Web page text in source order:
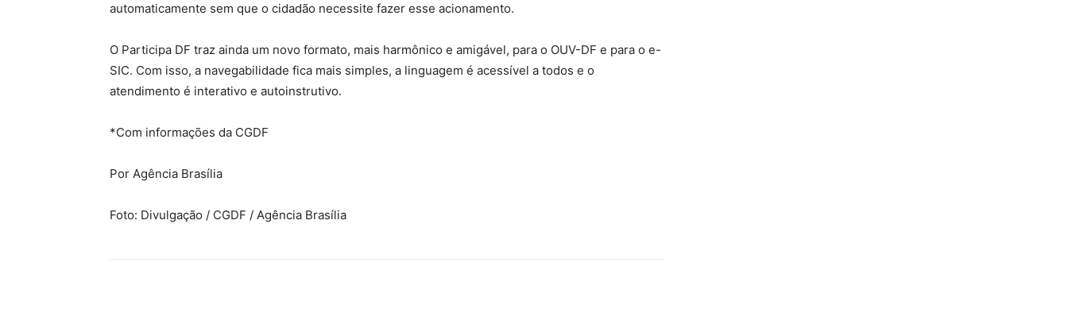
automaticamente sem que o cidadão necessite fazer esse acionamento.
O Participa DF traz ainda um novo formato, mais harmônico e amigável, para o OUV-DF e para o e-
SIC. Com isso, a navegabilidade fica mais simples, a linguagem é acessível a todos e o
atendimento é interativo e autoinstrutivo.
*Com informações da CGDF
Por Agência Brasília
Foto: Divulgação / CGDF / Agência Brasília